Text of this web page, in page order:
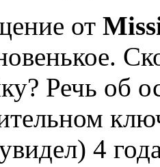
от
Речь об
4